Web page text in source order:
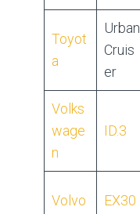
Toyot
a
Urban
Cruis
er
Volks
wage
n
ID.3
Volvo EX30